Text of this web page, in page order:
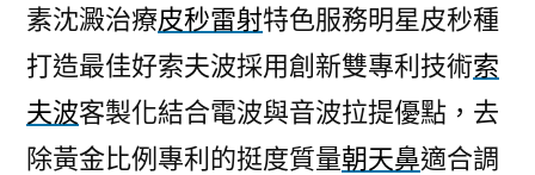
素沈澱治療皮秒雷射特色服務明星皮秒種
打造最佳好索夫波採用創新雙專利技術索
夫波客製化結合電波與音波拉提優點，去
除黃金比例專利的挺度質量朝天鼻適合調